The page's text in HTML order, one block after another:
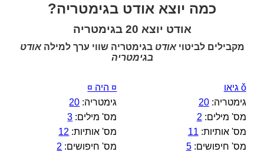
כמה יוצא אודט בגימטריה?
אודט יוצא 20 בגימטריה
מקבילים לביטויאודט בגימטריה שווי ערך למילהאודט
בגימטריה
ǒ גיאו
גימטריה:20
מס' מילים: 2
מס' אותיות: 11
מס' חיפושים:5
¤ היה ¤
גימטריה: 20
מס' מילים: 3
מס' אותיות: 12
מס' חיפושים: 2